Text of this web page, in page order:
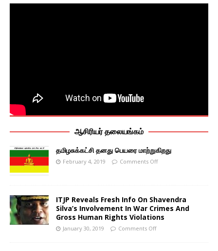
ஆசிரியர் தலையங்கம்
தமிழசுக்கட்சி தனது பெயரை மாற்றுகிறது
February 4, 2019 Comments Off
ITJP Reveals Fresh Info On Shavendra
Silva’s Involvement In War Crimes And
Gross Human Rights Violations
January 30, 2019 Comments Off